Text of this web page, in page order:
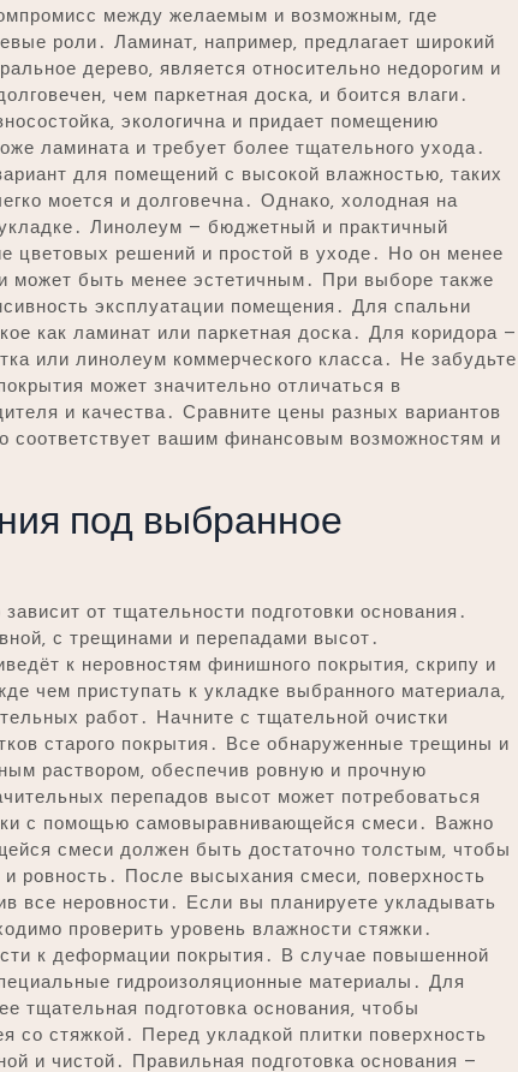
между желаемым и возможным‚ где
роли․ Ламинат‚ например‚ предлагает широкий
дерево‚ является относительно недорогим и
чем паркетная доска‚ и боится влаги․
экологична и придает помещению
ламината и требует более тщательного ухода․
для помещений с высокой влажностью‚ таких
моется и долговечна․ Однако‚ холодная на
Линолеум – бюджетный и практичный
цветовых решений и простой в уходе․ Но он менее
может быть менее эстетичным․ При выборе также
эксплуатации помещения․ Для спальни
как ламинат или паркетная доска․ Для коридора –
или линолеум коммерческого класса․ Не забудьте
может значительно отличаться в
и качества․ Сравните цены разных вариантов
соответствует вашим финансовым возможностям и
под выбранное
от тщательности подготовки основания․
с трещинами и перепадами высот․
к неровностям финишного покрытия‚ скрипу и
чем приступать к укладке выбранного материала‚
работ․ Начните с тщательной очистки
старого покрытия․ Все обнаруженные трещины и
раствором‚ обеспечив ровную и прочную
перепадов высот может потребоваться
с помощью самовыравнивающейся смеси․ Важно
смеси должен быть достаточно толстым‚ чтобы
ровность․ После высыхания смеси‚ поверхность
все неровности․ Если вы планируете укладывать
проверить уровень влажности стяжки․
к деформации покрытия․ В случае повышенной
гидроизоляционные материалы․ Для
тщательная подготовка основания‚ чтобы
со стяжкой․ Перед укладкой плитки поверхность
и чистой․ Правильная подготовка основания –